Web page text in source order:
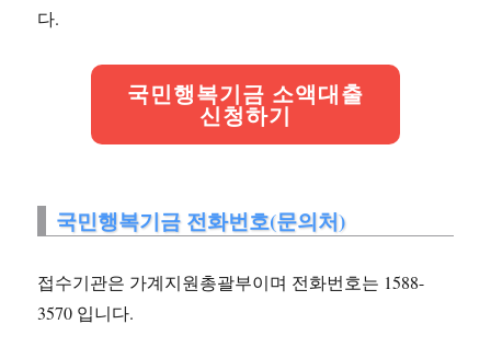
다.
국민행복기금 소액대출
신청하기
국민행복기금 전화번호(문의처)
접수기관은 가계지원총괄부이며 전화번호는 1588-
3570 입니다.